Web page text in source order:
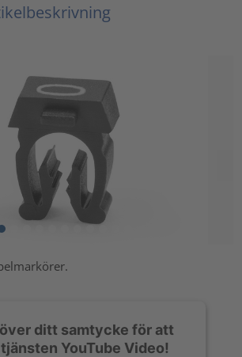
ditt samtycke för att
YouTube Video!